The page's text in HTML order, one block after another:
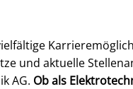
und aktuelle
AG. Ob als